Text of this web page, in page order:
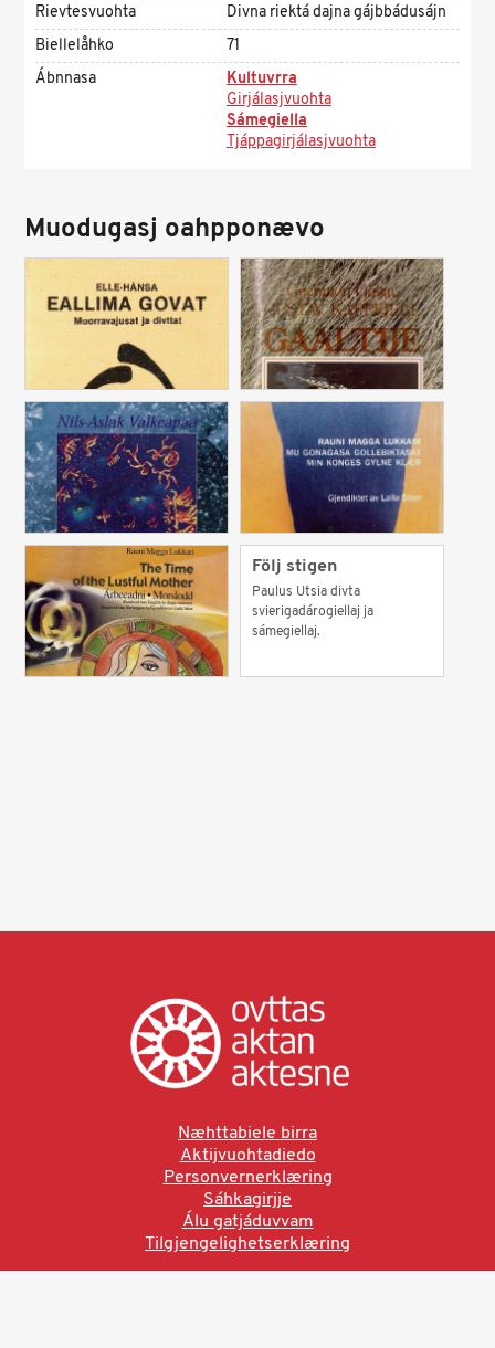
Rievtesvuohta
Divna riektá dajna gájbbádusájn
Biellelåhko
71
Ábnnasa
Kultuvrra
Girjálasjvuohta
Sámegiella
Tjáppagirjálasjvuohta
Muodugasj oahpponævo
Följ stigen
Paulus Utsia divta
svierigadárogiellaj ja
sámegiellaj.
Næhttabiele birra
Aktijvuohtadiedo
Personvernerklæring
Sáhkagirjje
Álu gatjáduvvam
Tilgjengelighetserklæring